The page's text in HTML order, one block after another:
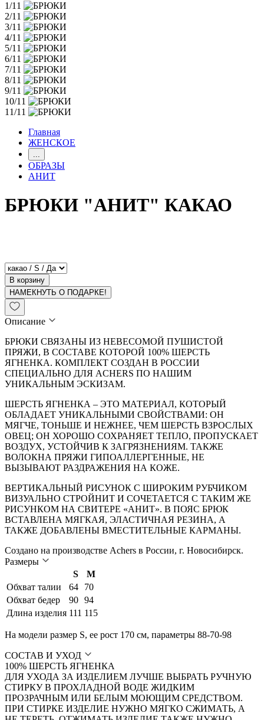
1/11
2/11
3/11
4/11
5/11
6/11
7/11
8/11
9/11
10/11
11/11
Главная
ЖЕНСКОЕ
...
ОБРАЗЫ
АНИТ
БРЮКИ "АНИТ" КАКАО
В корзину
НАМЕКНУТЬ О ПОДАРКЕ!
Описание
БРЮКИ СВЯЗАНЫ ИЗ НЕВЕСОМОЙ ПУШИСТОЙ
ПРЯЖИ, В СОСТАВЕ КОТОРОЙ 100% ШЕРСТЬ
ЯГНЕНКА. КОМПЛЕКТ СОЗДАН В РОССИИ
СПЕЦИАЛЬНО ДЛЯ ACHERS ПО НАШИМ
УНИКАЛЬНЫМ ЭСКИЗАМ.
ШЕРСТЬ ЯГНЕНКА – ЭТО МАТЕРИАЛ, КОТОРЫЙ
ОБЛАДАЕТ УНИКАЛЬНЫМИ СВОЙСТВАМИ: ОН
МЯГЧЕ, ТОНЬШЕ И НЕЖНЕЕ, ЧЕМ ШЕРСТЬ ВЗРОСЛЫХ
ОВЕЦ; ОН ХОРОШО СОХРАНЯЕТ ТЕПЛО, ПРОПУСКАЕТ
ВОЗДУХ, УСТОЙЧИВ К ЗАГРЯЗНЕНИЯМ. ТАКЖЕ
ВОЛОКНА ПРЯЖИ ГИПОАЛЛЕРГЕННЫЕ, НЕ
ВЫЗЫВАЮТ РАЗДРАЖЕНИЯ НА КОЖЕ.
ВЕРТИКАЛЬНЫЙ РИСУНОК С ШИРОКИМ РУБЧИКОМ
ВИЗУАЛЬНО СТРОЙНИТ И СОЧЕТАЕТСЯ С ТАКИМ ЖЕ
РИСУНКОМ НА СВИТЕРЕ «АНИТ». В ПОЯС БРЮК
ВСТАВЛЕНА МЯГКАЯ, ЭЛАСТИЧНАЯ РЕЗИНА, А
ТАКЖЕ ДОБАВЛЕНЫ ВМЕСТИТЕЛЬНЫЕ КАРМАНЫ.
Создано на производстве Achers в России, г. Новосибирск.
Размеры
S
M
Обхват талии
64
70
Обхват бедер
90 94
Длина изделия 111 115
На модели размер S, ее рост 170 см, параметры 88-70-98
СОСТАВ И УХОД
100% ШЕРСТЬ ЯГНЕНКА
ДЛЯ УХОДА ЗА ИЗДЕЛИЕМ ЛУЧШЕ ВЫБРАТЬ РУЧНУЮ
СТИРКУ В ПРОХЛАДНОЙ ВОДЕ ЖИДКИМ
ПРОЗРАЧНЫМ ИЛИ БЕЛЫМ МОЮЩИМ СРЕДСТВОМ.
ПРИ СТИРКЕ ИЗДЕЛИЕ НУЖНО МЯГКО СЖИМАТЬ, А